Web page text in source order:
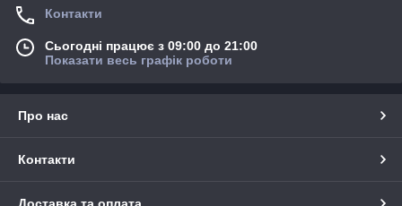
Контакти
Сьогодні працює з 09:00 до 21:00
Показати весь графік роботи
Про нас
Контакти